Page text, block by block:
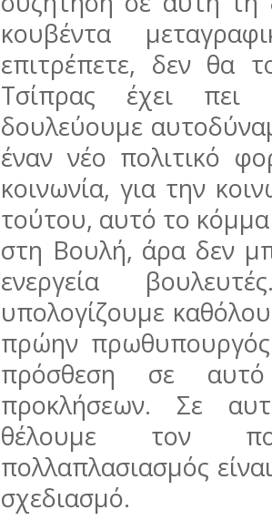
κουβέντα
επιτρέπετε, δεν θα
Τσίπρας έχει πει
δουλεύουμε
έναν νέο πολιτικό
κοινωνία, για την
τούτου, αυτό το
στη Βουλή, άρα δεν
ενεργεία
υπολογίζουμε
πρώην
πρόσθεση σε
προκλήσεων. Σε
θέλουμε τον
πολλαπλασιασμός
σχεδιασμό.